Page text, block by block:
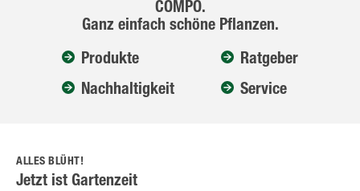
COMPO.
Ganz einfach schöne Pflanzen.
Produkte
Ratgeber
Nachhaltigkeit
Service
ALLES BLÜHT!
Jetzt ist Gartenzeit